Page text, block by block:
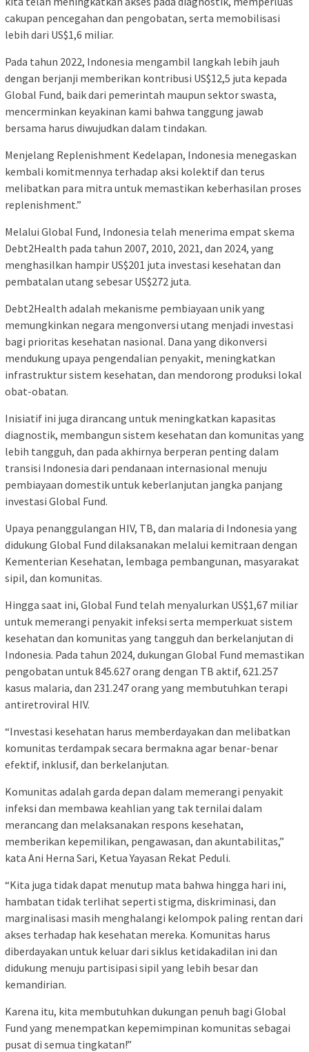
cakupan pencegahan dan pengobatan, serta memobilisasi
lebih dari US$1,6 miliar.
Pada tahun 2022, Indonesia mengambil langkah lebih jauh
dengan berjanji memberikan kontribusi US$12,5 juta kepada
Global Fund, baik dari pemerintah maupun sektor swasta,
mencerminkan keyakinan kami bahwa tanggung jawab
bersama harus diwujudkan dalam tindakan.
Menjelang Replenishment Kedelapan, Indonesia menegaskan
kembali komitmennya terhadap aksi kolektif dan terus
melibatkan para mitra untuk memastikan keberhasilan proses
replenishment.”
Melalui Global Fund, Indonesia telah menerima empat skema
Debt2Health pada tahun 2007, 2010, 2021, dan 2024, yang
menghasilkan hampir US$201 juta investasi kesehatan dan
pembatalan utang sebesar US$272 juta.
Debt2Health adalah mekanisme pembiayaan unik yang
memungkinkan negara mengonversi utang menjadi investasi
bagi prioritas kesehatan nasional. Dana yang dikonversi
mendukung upaya pengendalian penyakit, meningkatkan
infrastruktur sistem kesehatan, dan mendorong produksi lokal
obat-obatan.
Inisiatif ini juga dirancang untuk meningkatkan kapasitas
diagnostik, membangun sistem kesehatan dan komunitas yang
lebih tangguh, dan pada akhirnya berperan penting dalam
transisi Indonesia dari pendanaan internasional menuju
pembiayaan domestik untuk keberlanjutan jangka panjang
investasi Global Fund.
Upaya penanggulangan HIV, TB, dan malaria di Indonesia yang
didukung Global Fund dilaksanakan melalui kemitraan dengan
Kementerian Kesehatan, lembaga pembangunan, masyarakat
sipil, dan komunitas.
Hingga saat ini, Global Fund telah menyalurkan US$1,67 miliar
untuk memerangi penyakit infeksi serta memperkuat sistem
kesehatan dan komunitas yang tangguh dan berkelanjutan di
Indonesia. Pada tahun 2024, dukungan Global Fund memastikan
pengobatan untuk 845.627 orang dengan TB aktif, 621.257
kasus malaria, dan 231.247 orang yang membutuhkan terapi
antiretroviral HIV.
“Investasi kesehatan harus memberdayakan dan melibatkan
komunitas terdampak secara bermakna agar benar-benar
efektif, inklusif, dan berkelanjutan.
Komunitas adalah garda depan dalam memerangi penyakit
infeksi dan membawa keahlian yang tak ternilai dalam
merancang dan melaksanakan respons kesehatan,
memberikan kepemilikan, pengawasan, dan akuntabilitas,”
kata Ani Herna Sari, Ketua Yayasan Rekat Peduli.
“Kita juga tidak dapat menutup mata bahwa hingga hari ini,
hambatan tidak terlihat seperti stigma, diskriminasi, dan
marginalisasi masih menghalangi kelompok paling rentan dari
akses terhadap hak kesehatan mereka. Komunitas harus
diberdayakan untuk keluar dari siklus ketidakadilan ini dan
didukung menuju partisipasi sipil yang lebih besar dan
kemandirian.
Karena itu, kita membutuhkan dukungan penuh bagi Global
Fund yang menempatkan kepemimpinan komunitas sebagai
pusat di semua tingkatan!”